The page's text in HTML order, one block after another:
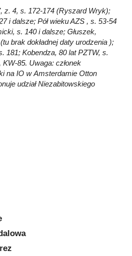
z. 4, s. 172-174 (Ryszard Wryk);
i dalsze; Pół wieku AZS , s. 53-54
s. 140 i dalsze; Głuszek,
brak dokładnej daty urodzenia );
181; Kobendza, 80 lat PZTW, s.
85. Uwaga: członek
na IO w Amsterdamie Otton
udział Niezabitowskiego